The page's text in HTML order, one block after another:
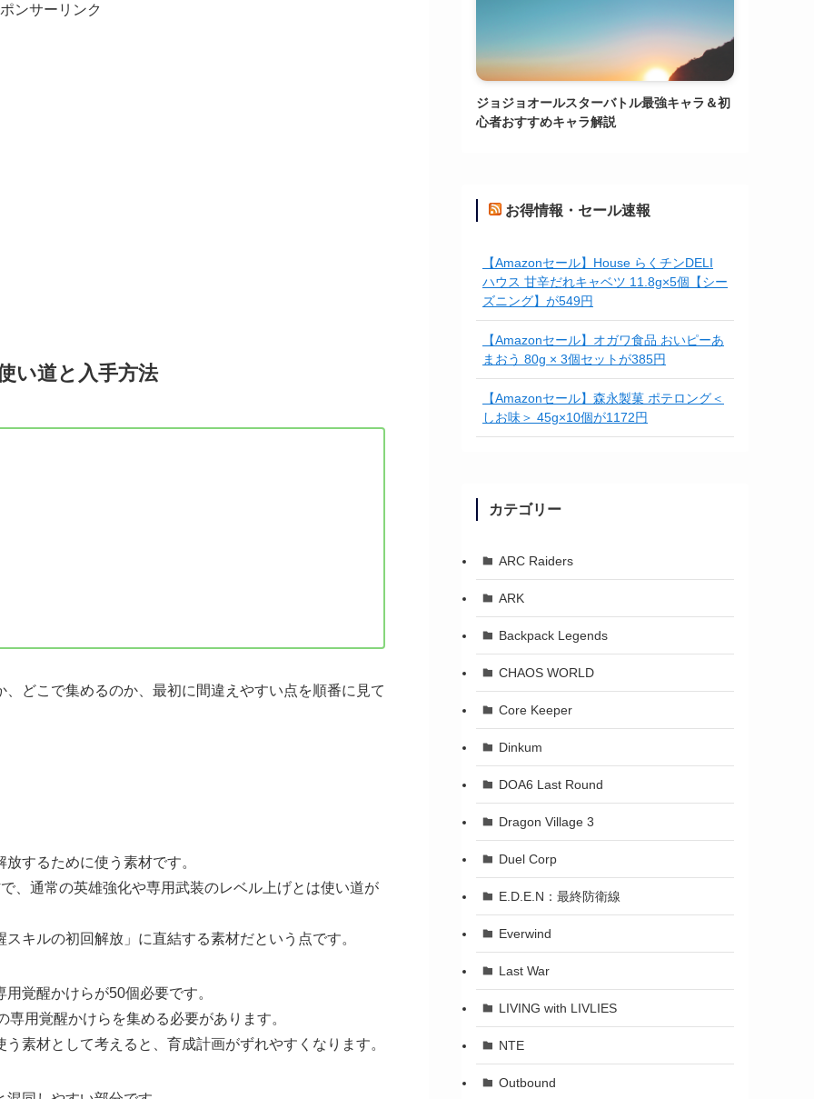
ンサーリンク
い道と入手方法
どこで集めるのか、最初に間違えやすい点を順番に見て
するために使う素材です。
、通常の英雄強化や専用武装のレベル上げとは使い道が
キルの初回解放」に直結する素材だという点です。
覚醒かけらが50個必要です。
用覚醒かけらを集める必要があります。
素材として考えると、育成計画がずれやすくなります。
ジョジョオールスターバトル最強キャラ＆初
心者おすすめキャラ解説
お得情報・セール速報
【Amazonセール】House らくチンDELI
ハウス 甘辛だれキャベツ 11.8g×5個【シー
ズニング】が549円
【Amazonセール】オガワ食品 おいピーあ
まおう 80g × 3個セットが385円
【Amazonセール】森永製菓 ポテロング＜
しお味＞ 45g×10個が1172円
カテゴリー
ARC Raiders
ARK
Backpack Legends
CHAOS WORLD
Core Keeper
Dinkum
DOA6 Last Round
Dragon Village 3
Duel Corp
E.D.E.N：最終防衛線
Everwind
Last War
LIVING with LIVLIES
NTE
Outbound